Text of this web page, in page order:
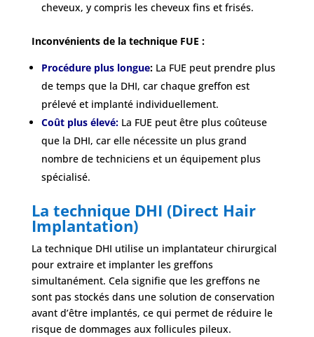
cheveux, y compris les cheveux fins et frisés.
Inconvénients de la technique FUE :
Procédure plus longue:La FUE peut prendre plus
de temps que la DHI, car chaque greffon est
prélevé et implanté individuellement.
Coût plus élevé:La FUE peut être plus coûteuse
que la DHI, car elle nécessite un plus grand
nombre de techniciens et un équipement plus
spécialisé.
La technique DHI (Direct Hair
Implantation)
La technique DHI utilise un implantateur chirurgical
pour extraire et implanter les greffons
simultanément. Cela signifie que les greffons ne
sont pas stockés dans une solution de conservation
avant d’être implantés, ce qui permet de réduire le
risque de dommages aux follicules pileux.